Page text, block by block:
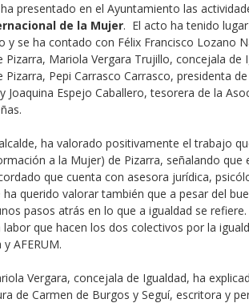
presentado en el Ayuntamiento las
de la Mujer. El acto ha tenido
y se ha contado con Félix Francisco Lozano
Pizarra, Mariola Vergara Trujillo, concejala de
Pepi Carrasco Carrasco, presidenta
Joaquina Espejo Caballero, tesorera de la
ha valorado positivamente el trabajo
a la Mujer) de Pizarra, señalando que
que cuenta con asesora jurídica,
ha querido valorar también que a pesar del
pasos atrás en lo que a igualdad se
que hacen los dos colectivos por la
AFERUM.
Vergara, concejala de Igualdad, ha
de Carmen de Burgos y Seguí, escritora y